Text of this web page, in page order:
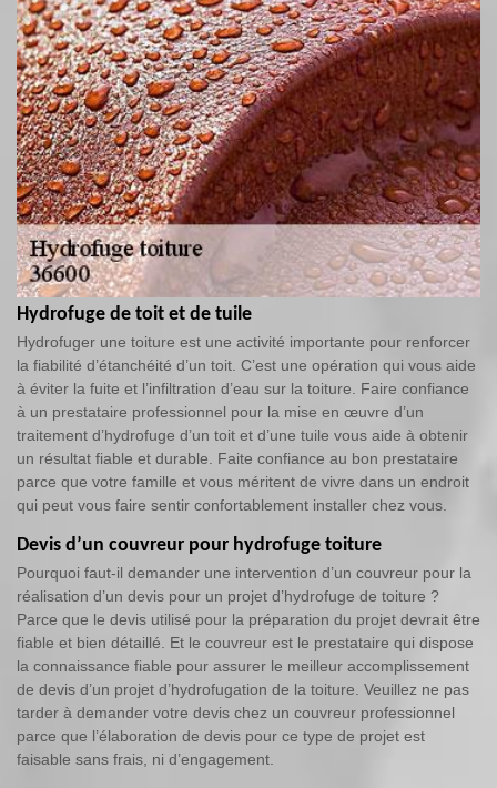
Hydrofuge de toit et de tuile
Hydrofuger une toiture est une activité importante pour renforcer
la fiabilité d’étanchéité d’un toit. C’est une opération qui vous aide
à éviter la fuite et l’infiltration d’eau sur la toiture. Faire confiance
à un prestataire professionnel pour la mise en œuvre d’un
traitement d’hydrofuge d’un toit et d’une tuile vous aide à obtenir
un résultat fiable et durable. Faite confiance au bon prestataire
parce que votre famille et vous méritent de vivre dans un endroit
qui peut vous faire sentir confortablement installer chez vous.
Devis d’un couvreur pour hydrofuge toiture
Pourquoi faut-il demander une intervention d’un couvreur pour la
réalisation d’un devis pour un projet d’hydrofuge de toiture ?
Parce que le devis utilisé pour la préparation du projet devrait être
fiable et bien détaillé. Et le couvreur est le prestataire qui dispose
la connaissance fiable pour assurer le meilleur accomplissement
de devis d’un projet d’hydrofugation de la toiture. Veuillez ne pas
tarder à demander votre devis chez un couvreur professionnel
parce que l’élaboration de devis pour ce type de projet est
faisable sans frais, ni d’engagement.